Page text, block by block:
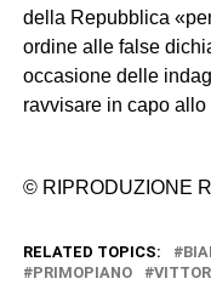
della Repubblica
ordine alle false
occasione delle
ravvisare in capo allo
© RIPRODUZIONE
RELATED TOPICS:
PRIMOPIANO